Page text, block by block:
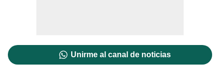
Unirme al canal de noticias